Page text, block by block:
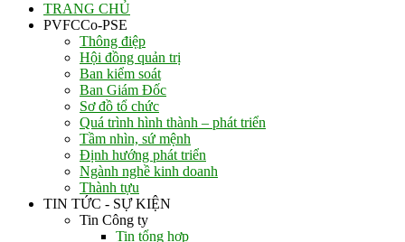
TRANG CHỦ
PVFCCo-PSE
Thông điệp
Hội đồng quản trị
Ban kiểm soát
Ban Giám Đốc
Sơ đồ tổ chức
Quá trình hình thành – phát triển
Tầm nhìn, sứ mệnh
Định hướng phát triển
Ngành nghề kinh doanh
Thành tựu
TIN TỨC - SỰ KIỆN
Tin Công ty
Tin tổng hợp